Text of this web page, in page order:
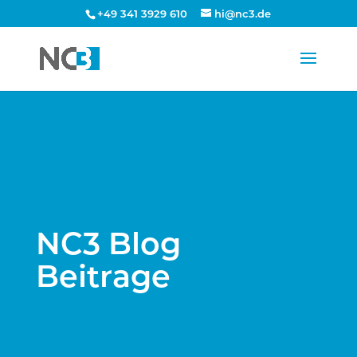
+49 341 3929 610 hi@nc3.de
NC3 Blog
Beitrage